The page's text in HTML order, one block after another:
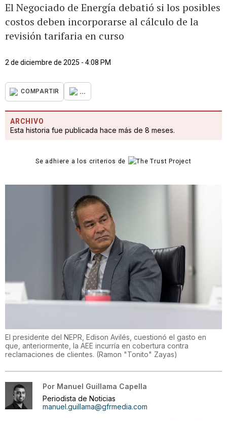
El Negociado de Energía debatió si los posibles
costos deben incorporarse al cálculo de la
revisión tarifaria en curso
2 de diciembre de 2025 - 4:08 PM
COMPARTIR ...
ARCHIVO
Esta historia fue publicada hace más de 8 meses.
Se adhiere a los criterios de
El presidente del NEPR, Edison Avilés, cuestionó el gasto en
que, anteriormente, la AEE incurría en cobertura contra
reclamaciones de clientes. (Ramon "Tonito" Zayas)
Por Manuel Guillama Capella
Periodista de Noticias
manuel.guillama@gfrmedia.com